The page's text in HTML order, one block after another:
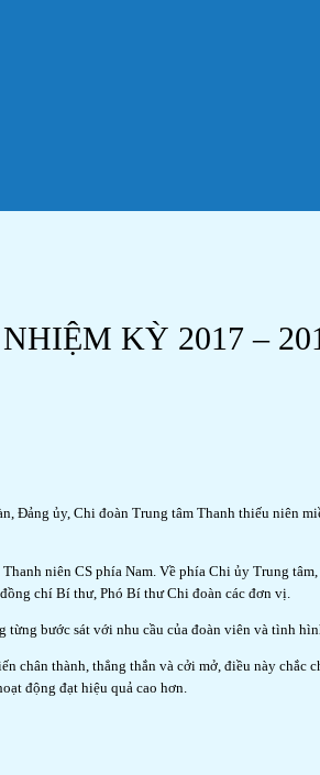
KỲ 2017 –
Đảng ủy, Chi đoàn Trung tâm Thanh thiếu niên
niên CS phía Nam. Về phía Chi ủy Trung
chí Bí thư, Phó Bí thư Chi đoàn các đơn vị.
bước sát với nhu cầu của đoàn viên và tình
chân thành, thẳng thắn và cởi mở, điều này chắc
động đạt hiệu quả cao hơn.